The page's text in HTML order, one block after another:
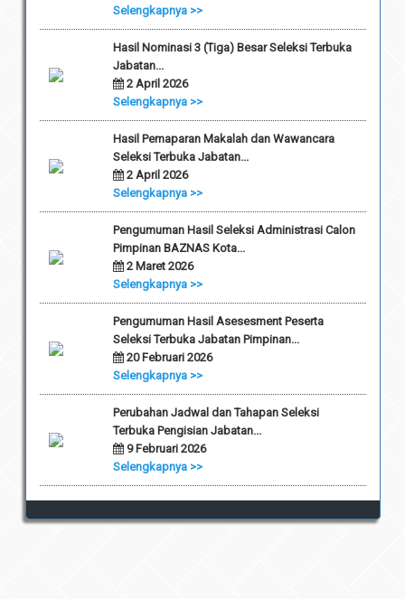
Selengkapnya >>
Hasil Nominasi 3 (Tiga) Besar Seleksi Terbuka
Jabatan...
2 April 2026
Selengkapnya >>
Hasil Pemaparan Makalah dan Wawancara
Seleksi Terbuka Jabatan...
2 April 2026
Selengkapnya >>
Pengumuman Hasil Seleksi Administrasi Calon
Pimpinan BAZNAS Kota...
2 Maret 2026
Selengkapnya >>
Pengumuman Hasil Asesesment Peserta
Seleksi Terbuka Jabatan Pimpinan...
20 Februari 2026
Selengkapnya >>
Perubahan Jadwal dan Tahapan Seleksi
Terbuka Pengisian Jabatan...
9 Februari 2026
Selengkapnya >>